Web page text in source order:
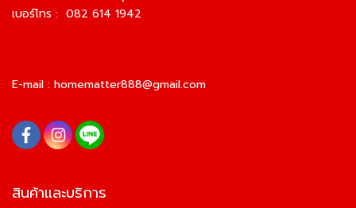
เบอร์โทร : 082 614 1942
E-mail : homematter888@gmail.com
สินค้าและบริการ